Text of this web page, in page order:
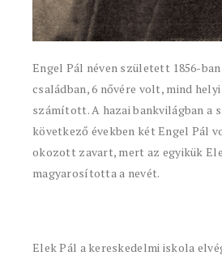
Engel Pál néven született 1856-
családban, 6 nővére volt, mind
számított. A hazai bankvilágban a
következő években két Engel Pál
okozott zavart, mert az egyikük
magyarosította a nevét.
Elek Pál a kereskedelmi iskola